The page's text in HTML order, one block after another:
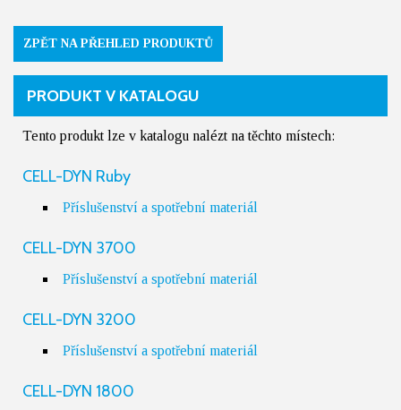
ZPĚT NA PŘEHLED PRODUKTŮ
PRODUKT V KATALOGU
Tento produkt lze v katalogu nalézt na těchto místech:
CELL-DYN Ruby
Příslušenství a spotřební materiál
CELL-DYN 3700
Příslušenství a spotřební materiál
CELL-DYN 3200
Příslušenství a spotřební materiál
CELL-DYN 1800